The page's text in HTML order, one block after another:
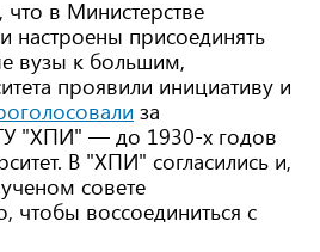
в Министерстве
настроены присоединять
вузы к большим,
проявили инициативу и
за
"ХПИ" — до 1930-х годов
В "ХПИ" согласились и,
совете
чтобы воссоединиться с